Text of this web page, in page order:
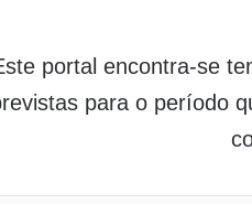
portal encontra-se
para o período